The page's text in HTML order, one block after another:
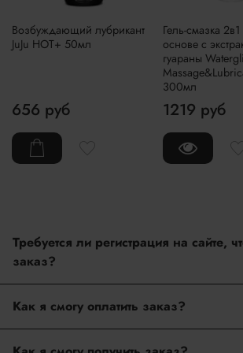
Возбуждающий лубрикант
JuJu HOT+ 50мл
656 руб
Гель-смазка
основе с
гуараны
300мл
1219 руб
Требуется ли регистрация на сайте,
заказ?
заказ. Вам достаточно ввести только
оформлении покупки.
Как я смогу оплатить заказ?